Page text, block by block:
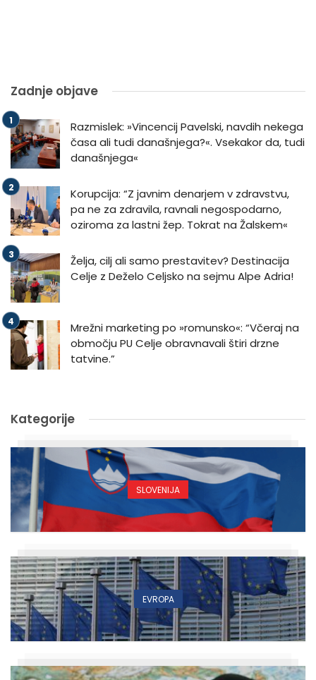
Zadnje objave
Razmislek: »Vincencij Pavelski, navdih nekega
časa ali tudi današnjega?«. Vsekakor da, tudi
današnjega«
Korupcija: “Z javnim denarjem v zdravstvu,
pa ne za zdravila, ravnali negospodarno,
oziroma za lastni žep. Tokrat na Žalskem«
Želja, cilj ali samo prestavitev? Destinacija
Celje z Deželo Celjsko na sejmu Alpe Adria!
Mrežni marketing po »romunsko«: “Včeraj na
območju PU Celje obravnavali štiri drzne
tatvine.”
Kategorije
SLOVENIJA
EVROPA